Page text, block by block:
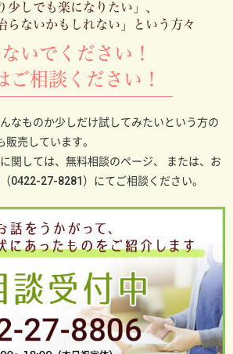
少しでも楽になりたい」、
らないかもしれない」という方々
いでください！
ご相談ください！
なものか少しだけ試してみたいという方の
売しています。
関しては、無料相談のページ、
または、お
0422-27-8281）にてご相談ください。